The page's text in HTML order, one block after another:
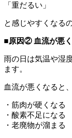
「重だるい」
と感じやすくなる
■原因② 血流が悪
雨の日は気温や湿
ます。
血流が悪くなると、
・筋肉が硬くなる
・酸素不足になる
・老廃物が溜まる